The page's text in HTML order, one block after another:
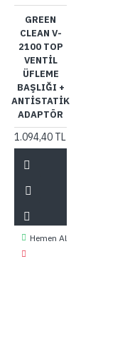
GREEN
CLEAN V-
2100 TOP
VENTIL
ÜFLEME
BAŞLIĞI +
ANTISTATIK
ADAPTÖR
1.094,40 TL
Hemen Al